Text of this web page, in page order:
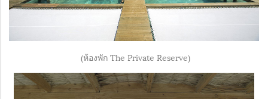
(ห้องพัก The Private Reserve)